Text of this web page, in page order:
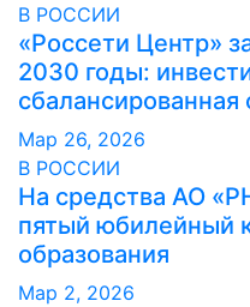
В РОССИИ
«Россети Центр»
2030 годы:
сбалансированная
Мар 26, 2026
В РОССИИ
На средства АО
пятый юбилейный
образования
Мар 2, 2026